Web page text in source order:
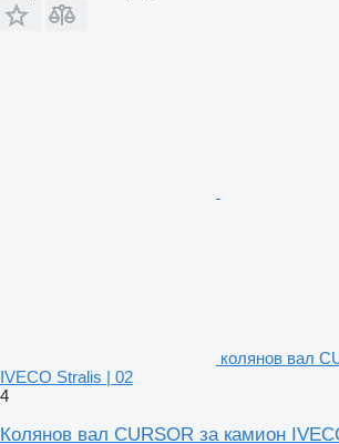
колянов вал
IVECO Stralis | 02
4
Колянов вал CURSOR за камион